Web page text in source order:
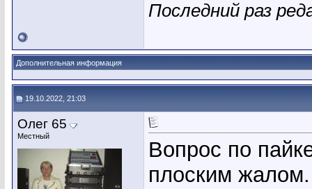
Последний раз
Дополнительная информация
19.10.2022, 21:03
Олег 65
Местный
Вопрос по
плоским жалом.